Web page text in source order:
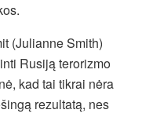
(Julianne Smith)
Rusiją terorizmo
kad tai tikrai nėra
rezultatą, nes